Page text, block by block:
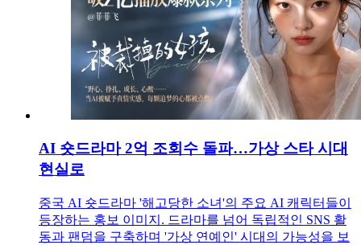
AI 숏드라마 2억 조회수 돌파…가상 스타 시대
현실로
중국 AI 숏드라마 '해고당한 소녀'의 주요 AI 캐릭터들이
등장하는 홍보 이미지. 드라마를 넘어 독립적인 SNS 활
동과 팬덤을 구축하며 '가상 연예인' 시대의 가능성을 보